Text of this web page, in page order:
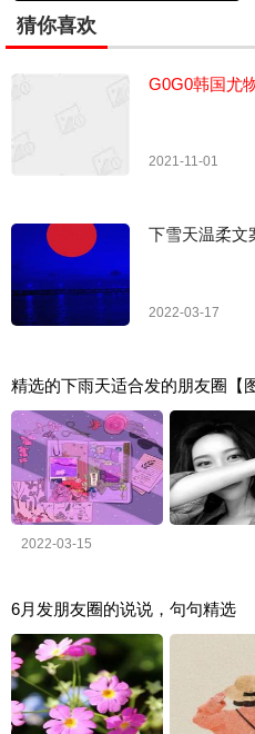
猜你喜欢
G0G0韩国尤
2021-11-01
下雪天温柔文
2022-03-17
精选的下雨天适合发的朋友圈【图
2022-03-15
6月发朋友圈的说说，句句精选